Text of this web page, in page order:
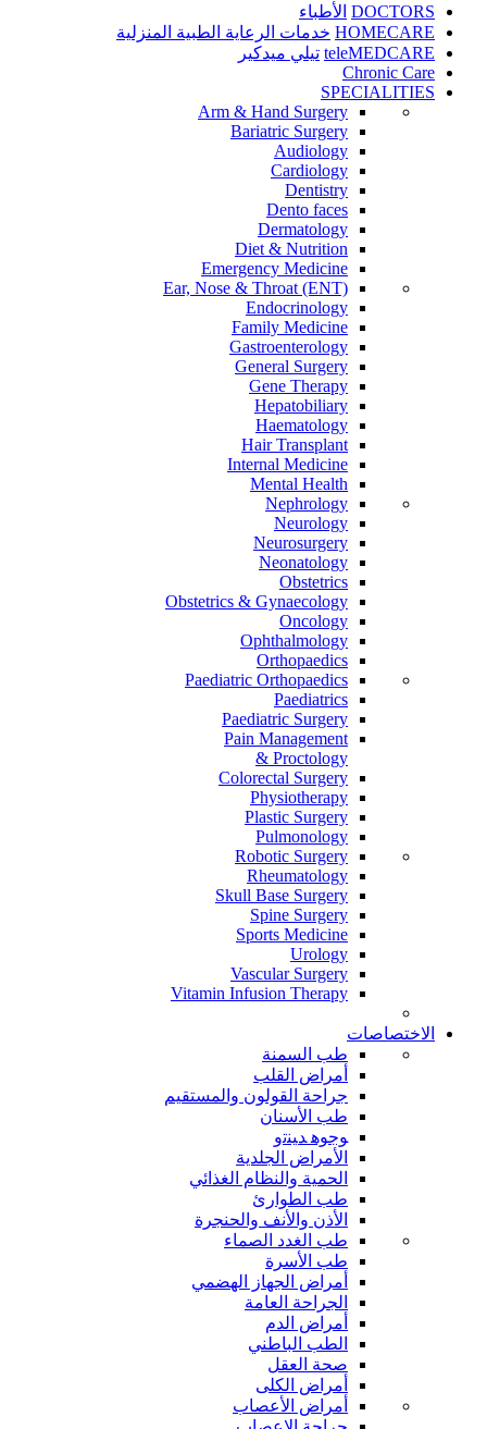
DOCTORS الأطباء
HOMECARE خدمات الرعاية الطبية المنزلية
teleMEDCARE تيلي ميدكير
Chronic Care
SPECIALITIES
Arm & Hand Surgery
Bariatric Surgery
Audiology
Cardiology
Dentistry
Dento faces
Dermatology
Diet & Nutrition
Emergency Medicine
Ear, Nose & Throat (ENT)
Endocrinology
Family Medicine
Gastroenterology
General Surgery
Gene Therapy
Hepatobiliary
Haematology
Hair Transplant
Internal Medicine
Mental Health
Nephrology
Neurology
Neurosurgery
Neonatology
Obstetrics
Obstetrics & Gynaecology
Oncology
Ophthalmology
Orthopaedics
Paediatric Orthopaedics
Paediatrics
Paediatric Surgery
Pain Management
Proctology &
Colorectal Surgery
Physiotherapy
Plastic Surgery
Pulmonology
Robotic Surgery
Rheumatology
Skull Base Surgery
Spine Surgery
Sports Medicine
Urology
Vascular Surgery
Vitamin Infusion Therapy
الاختصاصات
طب السمنة
أمراض القلب
جراحة القولون والمستقيم
طب الأسنان
ﻮﺟﻮﻫ ﺪﻴﻨﺗﻭ
الأمراض الجلدية
الحمية والنظام الغذائي
طب الطوارئ
الأذن والأنف والحنجرة
طب الغدد الصماء
طب الأسرة
أمراض الجهاز الهضمي
الجراحة العامة
أمراض الدم
الطب الباطني
صحة العقل
أمراض الكلى
أمراض الأعصاب